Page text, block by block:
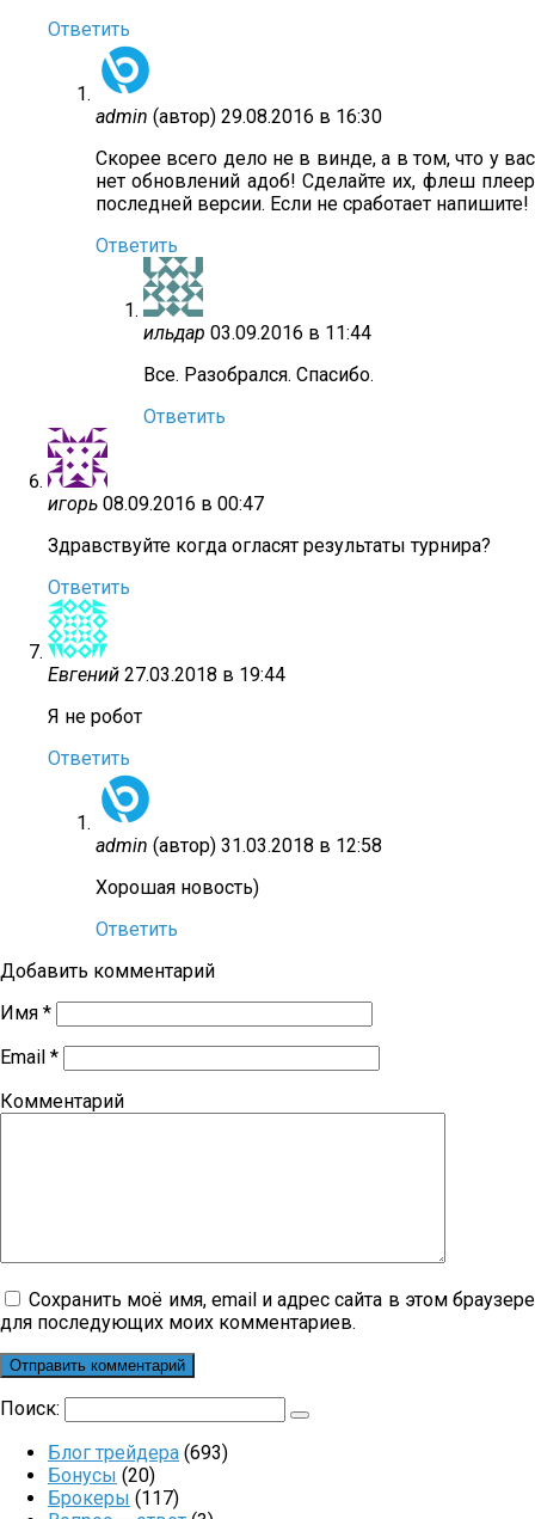
Ответить
admin (автор) 29.08.2016 в 16:30
Скорее всего дело не в винде, а в том, что у вас
нет обновлений адоб! Сделайте их, флеш плеер
последней версии. Если не сработает напишите!
Ответить
ильдар 03.09.2016 в 11:44
Все. Разобрался. Спасибо.
Ответить
игорь 08.09.2016 в 00:47
Здравствуйте когда огласят результаты турнира?
Ответить
Евгений 27.03.2018 в 19:44
Я не робот
Ответить
admin (автор) 31.03.2018 в 12:58
Хорошая новость)
Ответить
Добавить комментарий
Имя *
Email *
Комментарий
Сохранить моё имя, email и адрес сайта в этом браузере
для последующих моих комментариев.
Поиск:
Блог трейдера (693)
Бонусы (20)
Брокеры (117)